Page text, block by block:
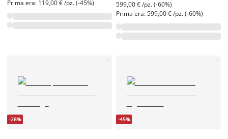
Prima era: 119,00 € /pz. (-45%)
599,00 € /pz. (-60%)
Prima era: 599,00 € /pz. (-60%)
-28% -45%